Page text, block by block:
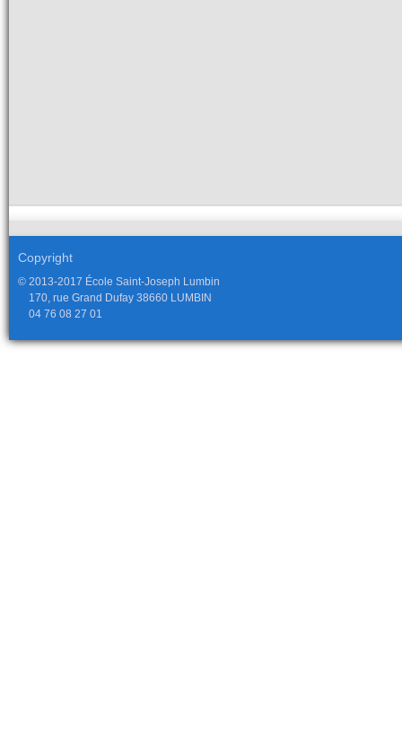
Copyright
© 2013-2017 École Saint-Joseph Lumbin
170, rue Grand Dufay 38660 LUMBIN
04 76 08 27 01